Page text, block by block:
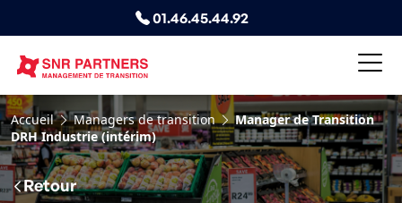
01.46.45.44.92
Accueil Managers de transition
Manager de Transition
DRH Industrie (intérim)
Retour